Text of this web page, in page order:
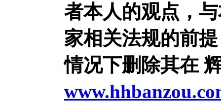
者本人的观点，
家相关法规的前
情况下删除其在